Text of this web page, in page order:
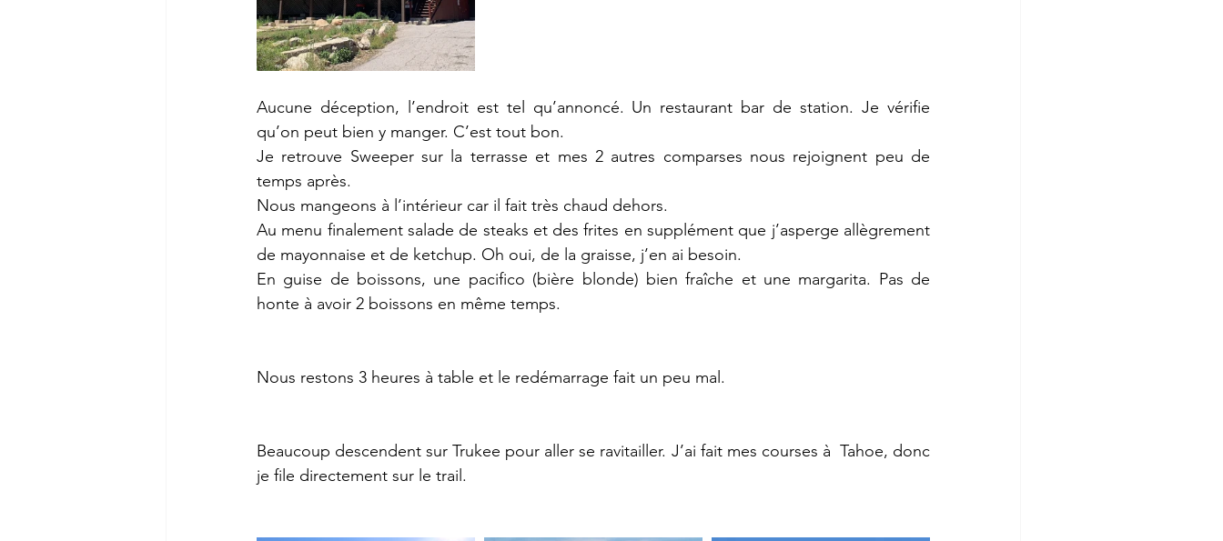
Aucune déception, l’endroit est tel qu’annoncé. Un restaurant bar de station. Je vérifie
qu’on peut bien y manger. C’est tout bon.
Je retrouve Sweeper sur la terrasse et mes 2 autres comparses nous rejoignent peu de
temps après.
Nous mangeons à l’intérieur car il fait très chaud dehors.
Au menu finalement salade de steaks et des frites en supplément que j’asperge allègrement
de mayonnaise et de ketchup. Oh oui, de la graisse, j’en ai besoin.
En guise de boissons, une pacifico (bière blonde) bien fraîche et une margarita. Pas de
honte à avoir 2 boissons en même temps.
Nous restons 3 heures à table et le redémarrage fait un peu mal.
Beaucoup descendent sur Trukee pour aller se ravitailler. J’ai fait mes courses à  Tahoe, donc
je file directement sur le trail.